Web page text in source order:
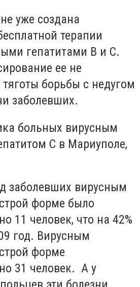
уже создана
терапии
гепатитами В и С.
ее не
тяготы борьбы с недугом
заболевших.
больных вирусным
С в Мариуполе,
заболевших вирусным
форме было
11 человек, что на 42%
год. Вирусным
форме
31 человек. А у